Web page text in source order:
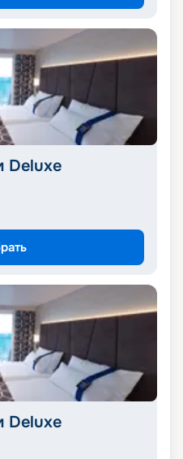
Deluxe
Deluxe